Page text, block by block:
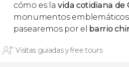
cómo es la vida cotidiana de
monumentos
pasearemos por el barrio
Visitas guiadas y free tours